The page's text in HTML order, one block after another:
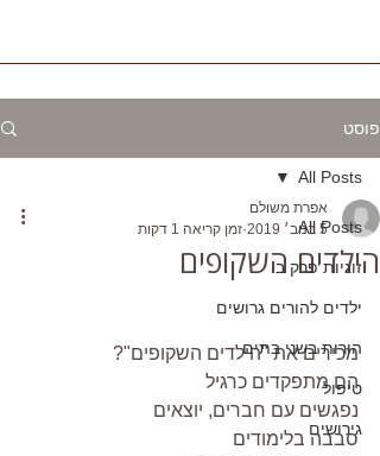
פוסט
All Posts
זוגיות פרק ב
ילדים להורים גרושים
הורות בשני בתים
טיפול
גירושים
All Posts
הילדים השקופים
אפרת משולם
5 בנוב׳ 2019
זמן קריאה 1 דקות
מכירים את "הילדים השקופים"?
הם מתפקדים כרגיל
נפגשים עם חברים, יוצאים
סבבה בלימודים